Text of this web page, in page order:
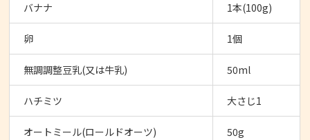
バナナ 1本(100g)
卵 1個
無調調整豆乳(又は牛乳) 50ml
ハチミツ 大さじ1
オートミール(ロールドオーツ) 50g